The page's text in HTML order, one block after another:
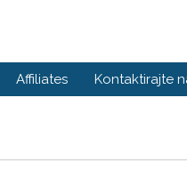
Affiliates Kontaktirajte